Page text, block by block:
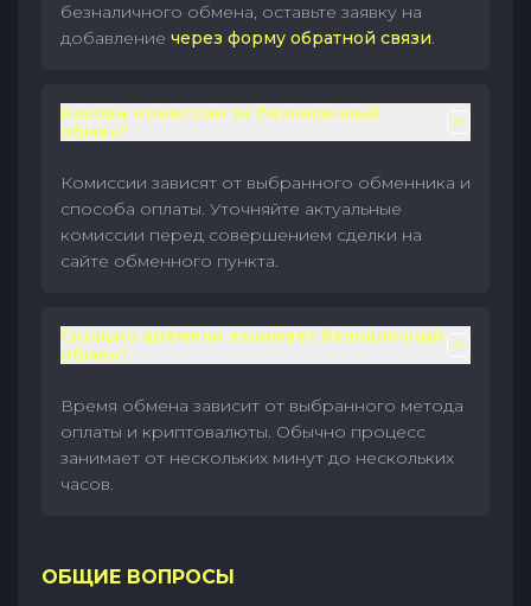
безналичного обмена, оставьте заявку на
добавление через форму обратной связи.
Каковы комиссии за безналичный
обмен?
Комиссии зависят от выбранного обменника и
способа оплаты. Уточняйте актуальные
комиссии перед совершением сделки на
сайте обменного пункта.
Сколько времени занимает безналичный
обмен?
Время обмена зависит от выбранного метода
оплаты и криптовалюты. Обычно процесс
занимает от нескольких минут до нескольких
часов.
ОБЩИЕ ВОПРОСЫ